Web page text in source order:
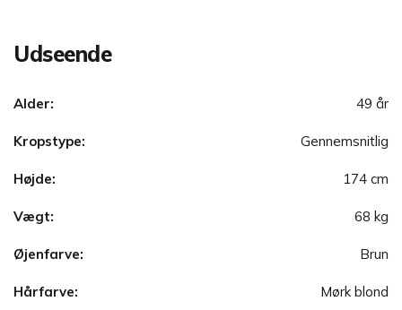
Udseende
Alder: 49 år
Kropstype: Gennemsnitlig
Højde: 174 cm
Vægt: 68 kg
Øjenfarve: Brun
Hårfarve: Mørk blond